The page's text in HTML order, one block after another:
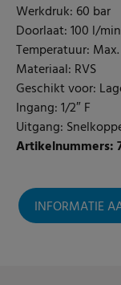
Werkdruk: 60 bar
Doorlaat: 100 l/min
Temperatuur: Max.
Materiaal: RVS
Geschikt voor:
Ingang: 1/2″ F
Uitgang:
Artikelnummers:
INFORMATIE